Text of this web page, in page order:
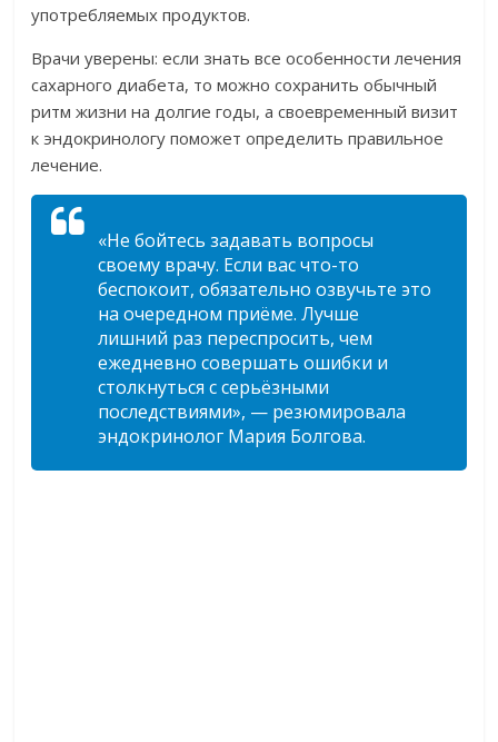
употребляемых продуктов.
Врачи уверены: если знать все особенности лечения
сахарного диабета, то можно сохранить обычный
ритм жизни на долгие годы, а своевременный визит
к эндокринологу поможет определить правильное
лечение.
«Не бойтесь задавать вопросы
своему врачу. Если вас что-то
беспокоит, обязательно озвучьте это
на очередном приёме. Лучше
лишний раз переспросить, чем
ежедневно совершать ошибки и
столкнуться с серьёзными
последствиями», — резюмировала
эндокринолог Мария Болгова.